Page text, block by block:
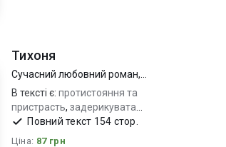
Тихоня
Сучасний любовний роман,
Молодіжна проза
В тексті є:протистояння та
пристрасть,задерикувата
дівчина та хороший хлопець
битва характерів_гумор
Повний текст 154 стор.
Ціна: 87 грн